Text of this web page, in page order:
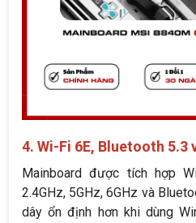
4. Wi-Fi 6E, Bluetooth 5.3
Mainboard được tích hợp
2.4GHz, 5GHz, 6GHz và
dây ổn định hơn khi dùng